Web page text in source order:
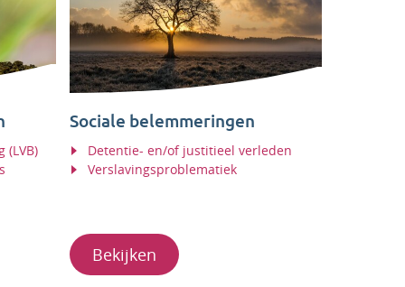
Sociale belemmeringen
Detentie- en/of justitieel verleden
Verslavingsproblematiek
Bekijken